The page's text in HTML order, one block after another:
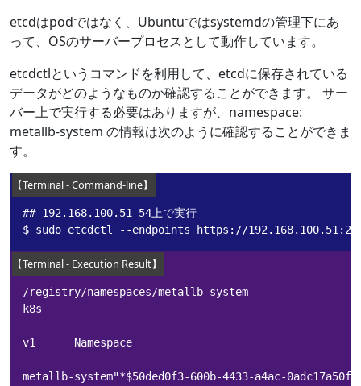
etcdはpodではなく、Ubuntuではsystemdの管理下にあ
って、OSのサーバープロセスとして動作しています。
etcdctlというコマンドを利用して、etcdに保存されている
データがどのようなものか確認することができます。 サー
バー上で実行する必要はありますが、namespace:
metallb-system の情報は次のように確認することができま
す。
## 192.168.100.51-54上で実行
$ sudo etcdctl --endpoints https://
/registry/namespaces/metallb-system
k8s
v1      Namespace
metallb-system"*$50ded0f3-600b-4433-a4ac-